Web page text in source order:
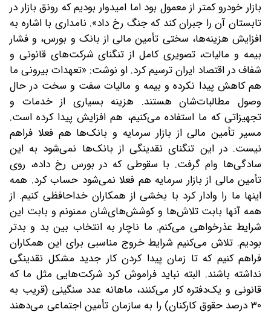
بازار خودرو کمتر از معمول بود اما امیدوار بودیم که رونق بازار در
تابستان آن را جبران کند که جنگ رخ داد». نامداری با اشاره به
افزایش هزینه‌ها، سختی تأمین مالی از بانک و بورس، و فشار
بیمه و مالیات، تصویری کامل از تنگنای شرکت‌های قانونی و
شفاف در اقتصاد ایران ترسیم کرد. او نوشت: «تعهدات بیرونی ما
هم کاهش پیدا نکرده‌ و بیمه و مالیات سفت و سخت در حال
وصول مطالبات‌شان هستند. هزینه بسیاری از خدمات و
تجهیزاتی که ما استفاده می‌کنیم، هم افزایش پیدا کرده‌ است.
مسیر تأمین مالی از بازار سرمایه و بانک‌ها هم فعلا فراهم
نیست. در این تنگنای نقدینگی از بانک‌ها نمی‌شود به این
سادگی‌ها وام گرفت. با سقوطی که در بورس رخ داده، روی
تأمین مالی از بازار سرمایه هم فعلا نمی‌شود حساب کرد. همه
اینها ما را وادار کرد با بخشی از همکاران خداحافظی کنیم. از
همه آنها بابت تلاش‌‌ها و کوشش‌های‌شان ممنونم و بابت این
شرایط عذرخواهی می‌کنم. ما ناچار به انتخاب بین بد و بدتر
بودیم. تلاش می‌کنیم شرایط خروج مناسبی برای این همکاران
فراهم کنیم که تا زمان پیدا کردن کار جدید مشکل نقدینگی
نداشته باشند. البته نباید فراموش کرد شرکت‌هایی مثل ما که
قانونی و یک‌دفتره کار می‌کنند، ماهانه عدد سنگینی (قریب به
۳۰ درصد حقوق کارکنان) را به سازمان تأمین اجتماعی می‌دهند